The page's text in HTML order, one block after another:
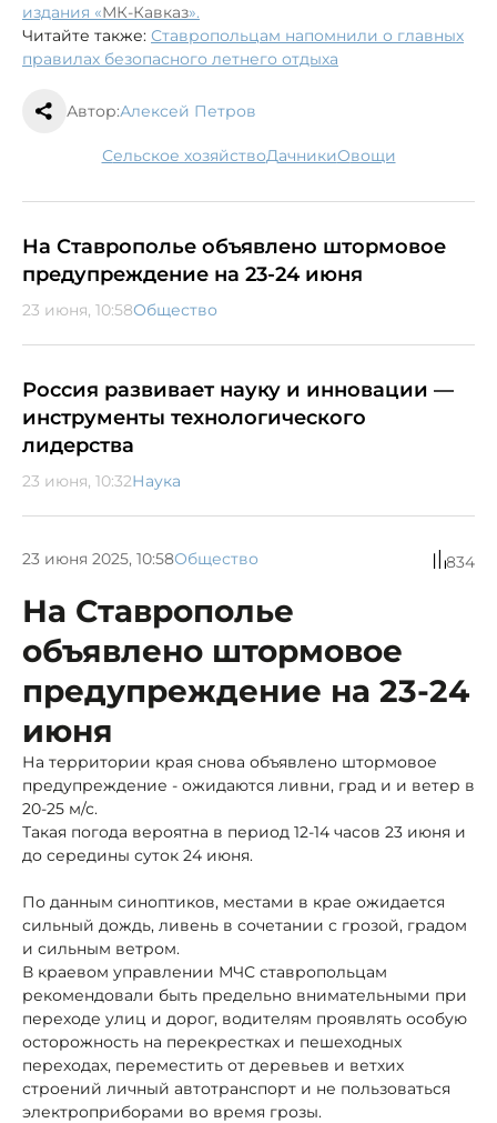
издания «МК-Кавказ».
Читайте также: Ставропольцам напомнили о главных
правилах безопасного летнего отдыха
Автор:Алексей Петров
сельское хозяйство дачники овощи
На Ставрополье объявлено штормовое
предупреждение на 23-24 июня
23 июня, 10:58Общество
Россия развивает науку и инновации —
инструменты технологического
лидерства
23 июня, 10:32Наука
23 июня 2025, 10:58Общество 834
На Ставрополье
объявлено штормовое
предупреждение на 23-24
июня
На территории края снова объявлено штормовое
предупреждение - ожидаются ливни, град и и ветер в
20-25 м/с.
Такая погода вероятна в период 12-14 часов 23 июня и
до середины суток 24 июня.
По данным синоптиков, местами в крае ожидается
сильный дождь, ливень в сочетании с грозой, градом
и сильным ветром.
В краевом управлении МЧС ставропольцам
рекомендовали быть предельно внимательными при
переходе улиц и дорог, водителям проявлять особую
осторожность на перекрестках и пешеходных
переходах, переместить от деревьев и ветхих
строений личный автотранспорт и не пользоваться
электроприборами во время грозы.